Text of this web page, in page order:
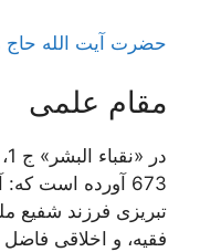
حضرت آیت الله حاج
مقام علمی
673 آورده است
تبريزى فرزند شفيع
فقيه، و اخلاقى